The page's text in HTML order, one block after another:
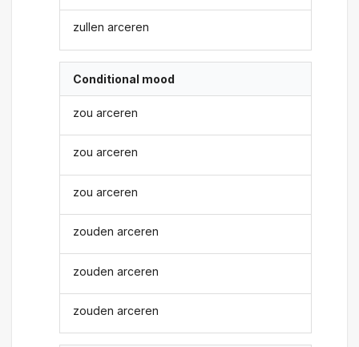
zullen arceren
Conditional mood
zou arceren
zou arceren
zou arceren
zouden arceren
zouden arceren
zouden arceren